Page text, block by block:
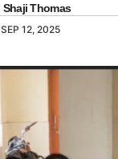
Shaji Thomas
SEP 12, 2025